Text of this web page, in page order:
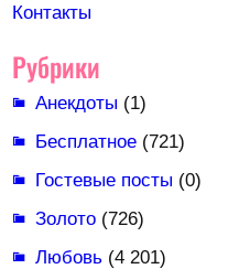
Контакты
Рубрики
Анекдоты (1)
Бесплатное(721)
Гостевые посты (0)
Золото(726)
Любовь(4 201)